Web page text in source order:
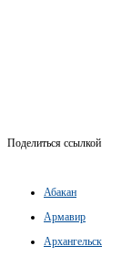
Поделиться ссылкой
Абакан
Армавир
Архангельск